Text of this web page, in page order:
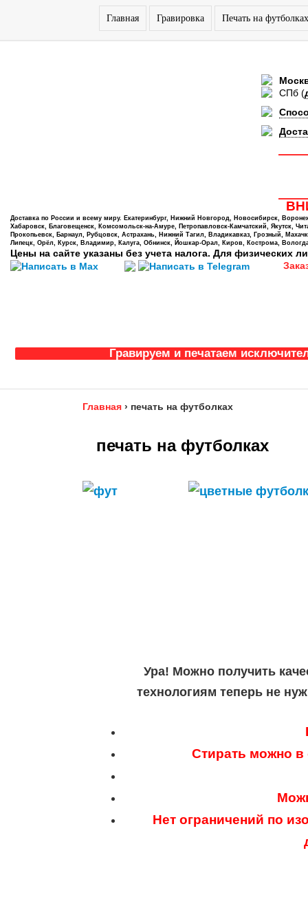
Главная Гравировка Печать на футболках
СПб (
Доставка по России и всему миру. Екатеринбург, Нижний Новгород, Новосибирск,
Хабаровск, Благовещенск, Комсомольск-на-Амуре, Петропавловск-Камчатский, Якутск,
Прокопьевск, Барнаул, Рубцовск, Астрахань, Нижний Тагил, Владикавказ, Грозный,
Липецк, Орёл, Курск, Владимир, Калуга, Обнинск, Йошкар-Орал, Киров, Кострома,
Цены на сайте указаны без учета налога. Для физических
Гравируем и печатаем
Главная › печать на футболках
печать на футболках
Ура! Можно получить
технологиям теперь не
Стирать можно в
Нет ограничений по